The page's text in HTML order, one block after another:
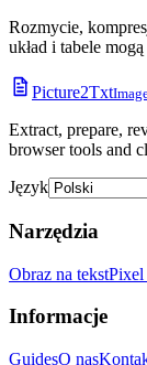
Rozmycie,
układ i tabele
Picture2Txt
Extract, prepare,
browser tools and
Język
Narzędzia
Obraz na tekstPixel
Informacje
GuidesO nas